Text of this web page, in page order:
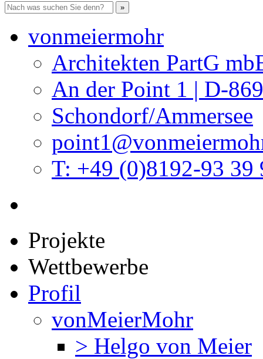
vonmeiermohr
Architekten PartG
An der Point 1 | D-
Schondorf/Ammersee
T: +49 (0)8192-93 39
Projekte
Wettbewerbe
Profil
vonMeierMohr
> Helgo von Meier